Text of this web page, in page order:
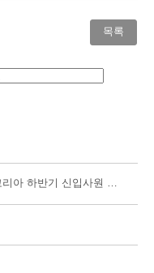
목록
한미글로벌·터너앤타운젠드코리아 하반기 신입사원 공개채용